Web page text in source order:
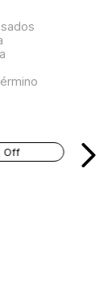
Off